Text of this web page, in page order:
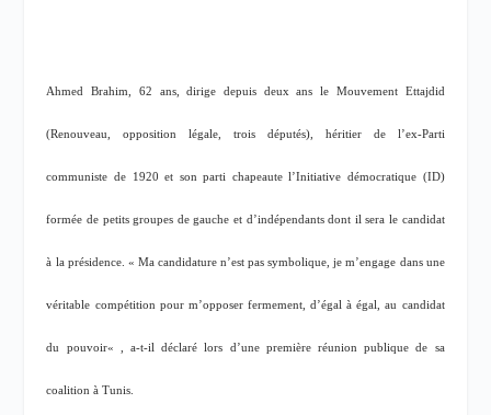
Ahmed Brahim, 62 ans, dirige depuis deux ans le Mouvement Ettajdid
(Renouveau, opposition légale, trois députés), héritier de l’ex-Parti
communiste de 1920 et son parti chapeaute l’Initiative démocratique (ID)
formée de petits groupes de gauche et d’indépendants dont il sera le candidat
à la présidence. « Ma candidature n’est pas symbolique, je m’engage dans une
véritable compétition pour m’opposer fermement, d’égal à égal, au candidat
du pouvoir« , a-t-il déclaré lors d’une première réunion publique de sa
coalition à Tunis.